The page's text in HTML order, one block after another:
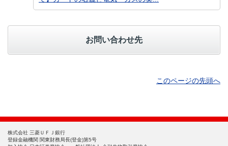
お問い合わせ先
このページの先頭へ
株式会社 三菱ＵＦＪ銀行
登録金融機関 関東財務局長(登金)第5号